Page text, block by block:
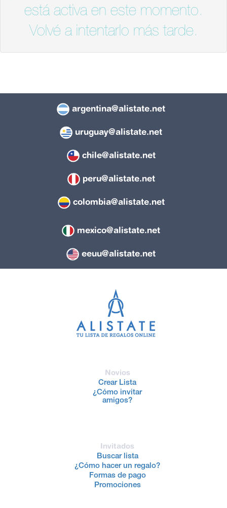
está activa en este momento.
Volvé a intentarlo más tarde.
argentina@alistate.net
uruguay@alistate.net
chile@alistate.net
peru@alistate.net
colombia@alistate.net
mexico@alistate.net
eeuu@alistate.net
Novios
Crear Lista
¿Cómo invitar
amigos?
Invitados
Buscar lista
¿Cómo hacer un regalo?
Formas de pago
Promociones